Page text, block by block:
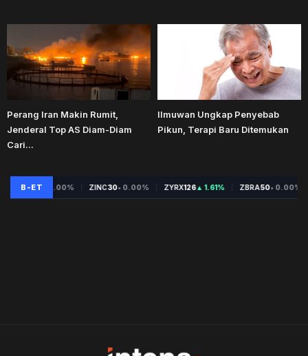
Perang Iran Makin Rumit,
Jenderal Top AS Diam-Diam
Cari...
Ilmuwan Ungkap Penyebab
Pikun, Terapi Baru Ditemukan